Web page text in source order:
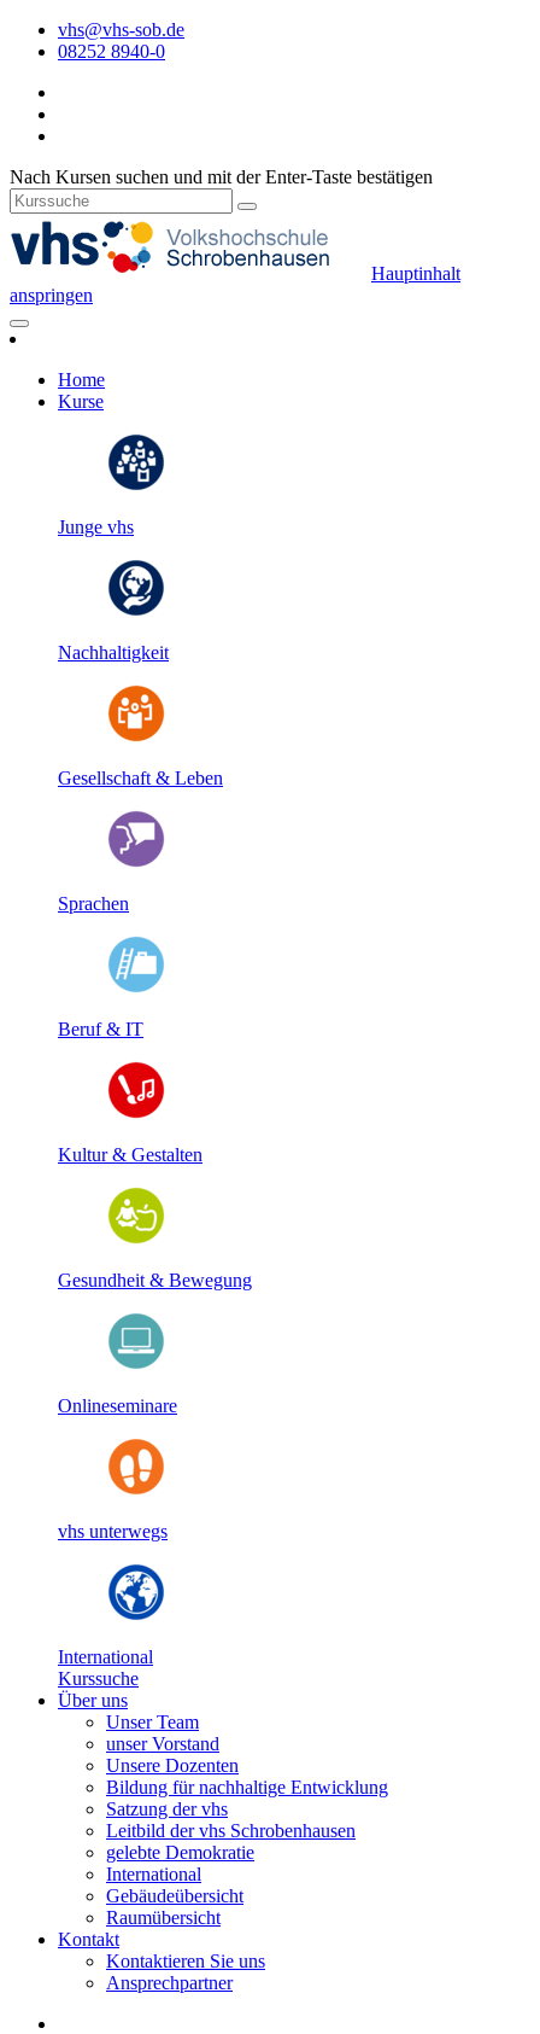
vhs@vhs-sob.de
08252 8940-0
Nach Kursen suchen und mit der Enter-Taste bestätigen
Hauptinhalt
anspringen
Home
Kurse
Junge vhs
Nachhaltigkeit
Gesellschaft & Leben
Sprachen
Beruf & IT
Kultur & Gestalten
Gesundheit & Bewegung
Onlineseminare
vhs unterwegs
International
Kurssuche
Über uns
Unser Team
unser Vorstand
Unsere Dozenten
Bildung für nachhaltige Entwicklung
Satzung der vhs
Leitbild der vhs Schrobenhausen
gelebte Demokratie
International
Gebäudeübersicht
Raumübersicht
Kontakt
Kontaktieren Sie uns
Ansprechpartner